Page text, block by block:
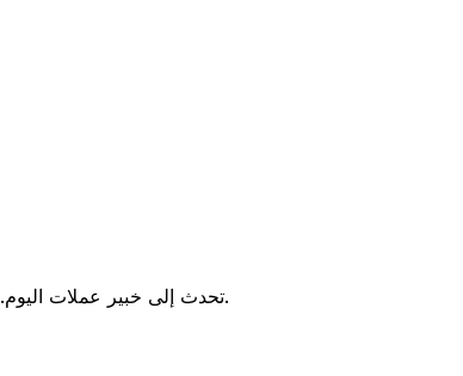
تحدث إلى خبير عملات اليوم.يمكننا التفوق على أسعار المنافسين.